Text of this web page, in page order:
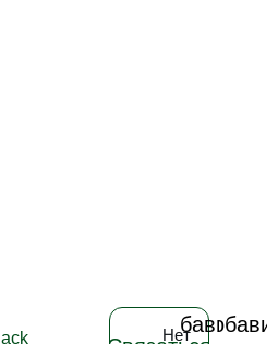
Нет
Добавить